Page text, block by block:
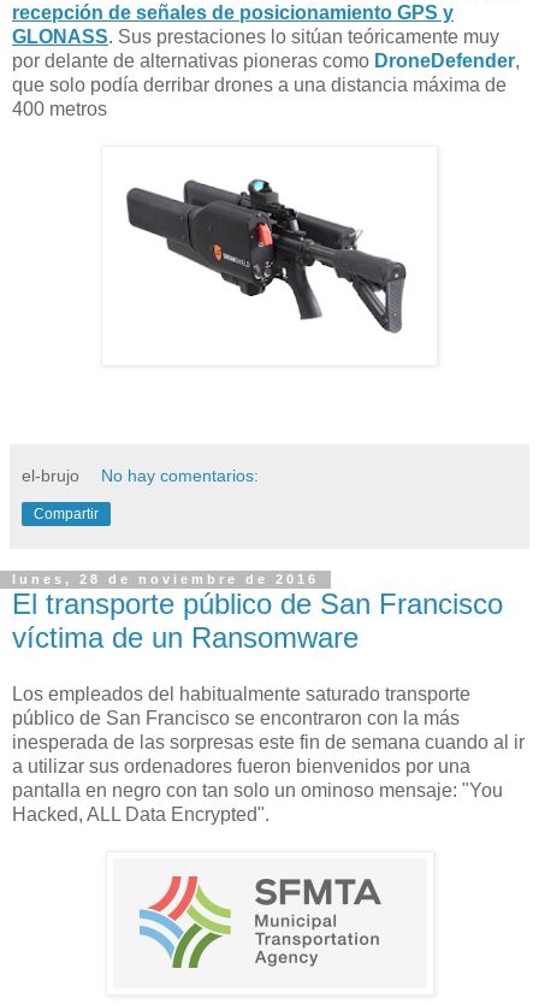
recepción de señales de posicionamiento GPS y
GLONASS. Sus prestaciones lo sitúan teóricamente muy
por delante de alternativas pioneras como DroneDefender,
que solo podía derribar drones a una distancia máxima de
400 metros
el-brujo No hay comentarios:
Compartir
lunes, 28 de noviembre de 2016
El transporte público de San Francisco
víctima de un Ransomware
Los empleados del habitualmente saturado transporte
público de San Francisco se encontraron con la más
inesperada de las sorpresas este fin de semana cuando al ir
a utilizar sus ordenadores fueron bienvenidos por una
pantalla en negro con tan solo un ominoso mensaje: "You
Hacked, ALL Data Encrypted".